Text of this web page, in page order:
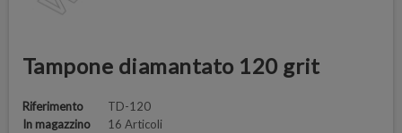
Tampone diamantato 120 grit
Riferimento
TD-120
In magazzino
16 Articoli